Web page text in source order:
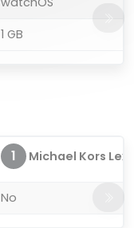
1 GB
1 Michael Kors
No